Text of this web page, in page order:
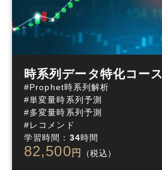
時系列データ特化コース
#Prophet時系列解析
#単変量時系列予測
#多変量時系列予測
#レコメンド
学習時間： 34時間
82,500 円 （税込）